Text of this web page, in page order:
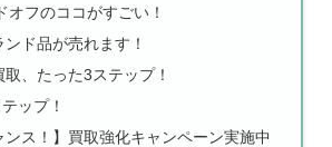
オフのココがすごい！
ド品が売れます！
、たった3ステップ！
ップ！
ス！】買取強化キャンペーン実施中